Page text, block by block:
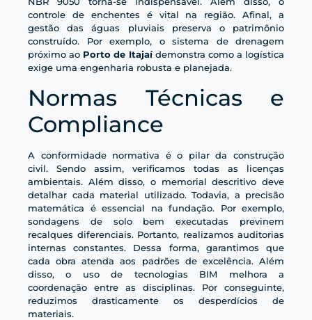
controle de enchentes é vital na região. Afinal, a
gestão das águas pluviais preserva o patrimônio
construído. Por exemplo, o sistema de drenagem
próximo ao Porto de Itajaídemonstra como a logística
exige uma engenharia robusta e planejada.
Normas Técnicas e
Compliance
A conformidade normativa é o pilar da construção
civil. Sendo assim, verificamos todas as licenças
ambientais. Além disso, o memorial descritivo deve
detalhar cada material utilizado. Todavia, a precisão
matemática é essencial na fundação. Por exemplo,
sondagens de solo bem executadas previnem
recalques diferenciais. Portanto, realizamos auditorias
internas constantes. Dessa forma, garantimos que
cada obra atenda aos padrões de excelência. Além
disso, o uso de tecnologias BIM melhora a
coordenação entre as disciplinas. Por conseguinte,
reduzimos drasticamente os desperdícios de
materiais.